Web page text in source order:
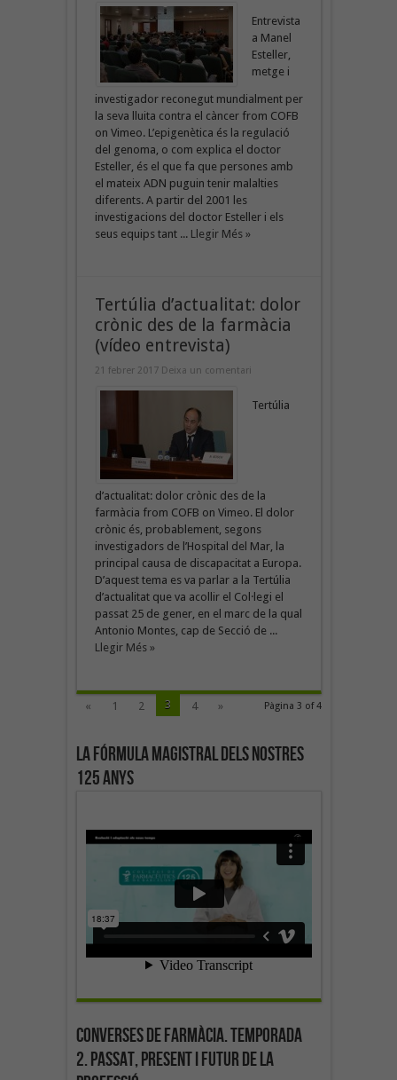
Entrevista
a Manel
Esteller,
metge i
investigador reconegut mundialment per
la seva lluita contra el càncer from COFB
on Vimeo. L’epigenètica és la regulació
del genoma, o com explica el doctor
Esteller, és el que fa que persones amb
el mateix ADN puguin tenir malalties
diferents. A partir del 2001 les
investigacions del doctor Esteller i els
seus equips tant ... Llegir Més »
Tertúlia d’actualitat: dolor
crònic des de la farmàcia
(vídeo entrevista)
21 febrer 2017 Deixa un comentari
Tertúlia
d’actualitat: dolor crònic des de la
farmàcia from COFB on Vimeo. El dolor
crònic és, probablement, segons
investigadors de l’Hospital del Mar, la
principal causa de discapacitat a Europa.
D’aquest tema es va parlar a la Tertúlia
d’actualitat que va acollir el Col·legi el
passat 25 de gener, en el marc de la qual
Antonio Montes, cap de Secció de ...
Llegir Més »
Pàgina 3 of 4
« 1 2 3 4 »
La fórmula magistral dels nostres
125 anys
Converses de farmàcia. Temporada
2. Passat, present i futur de la